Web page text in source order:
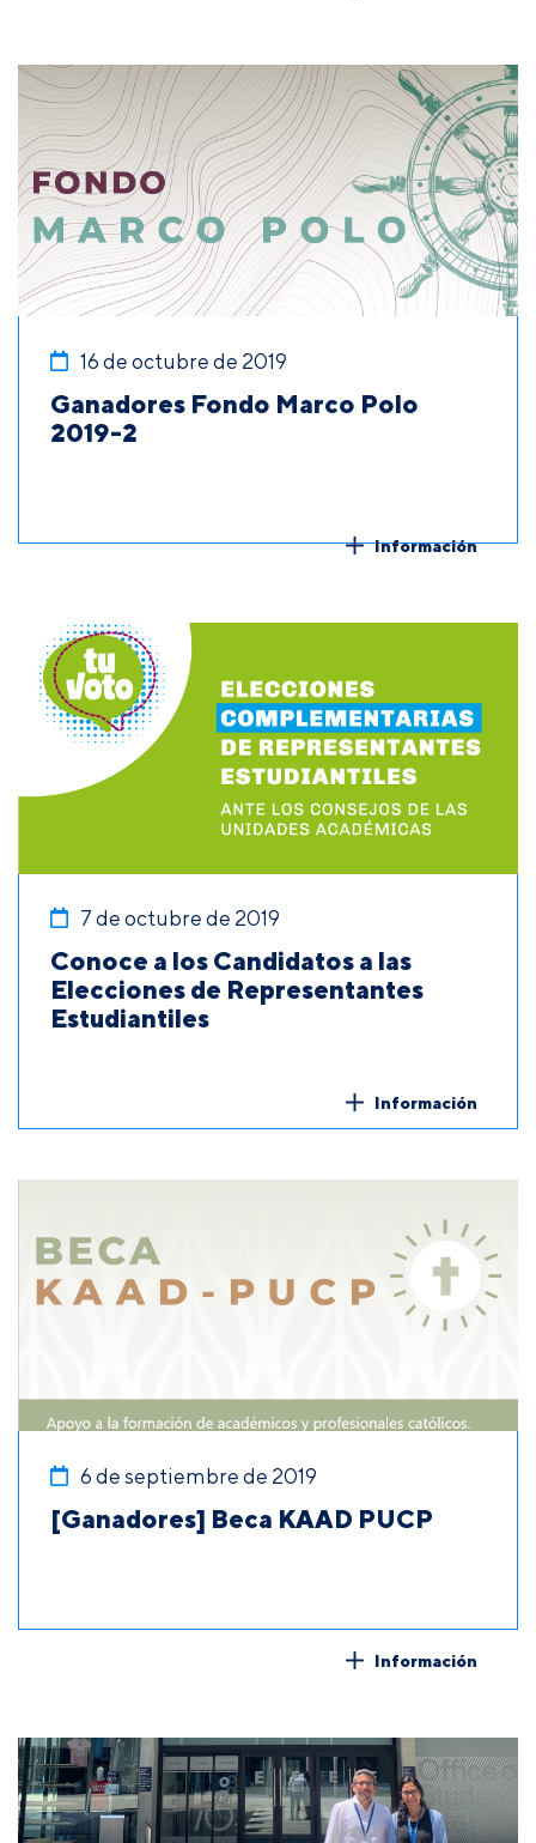
16 de octubre de 2019
Ganadores Fondo Marco Polo
2019-2
Información
7 de octubre de 2019
Conoce a los Candidatos a las
Elecciones de Representantes
Estudiantiles
Información
6 de septiembre de 2019
[Ganadores] Beca KAAD PUCP
Información